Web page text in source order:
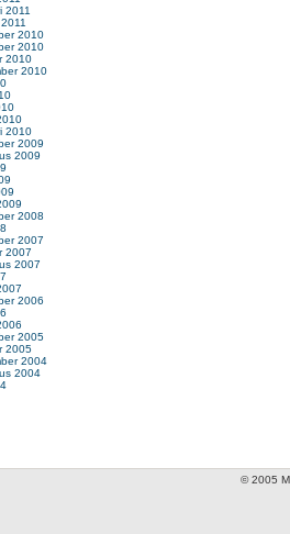
2011
2010
2010
2010
2010
2010
2009
2009
2008
2007
2007
2007
2006
2005
2005
2004
2004
© 2005